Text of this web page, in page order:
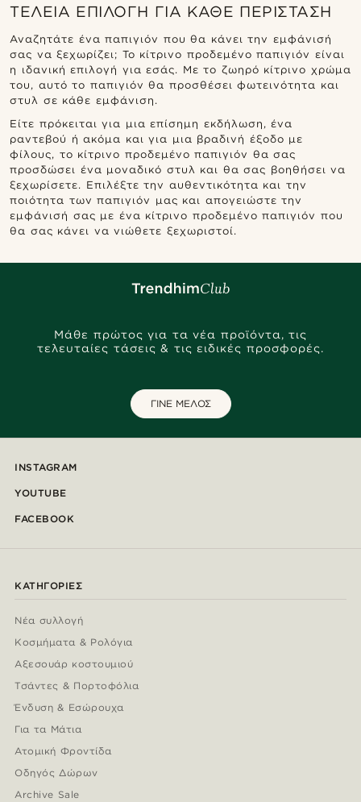
ΤΈΛΕΙΑ ΕΠΙΛΟΓΉ ΓΙΑ ΚΆΘΕ ΠΕΡΊΣΤΑΣΗ
Αναζητάτε ένα παπιγιόν που θα κάνει την εμφάνισή
σας να ξεχωρίζει; Το κίτρινο προδεμένο παπιγιόν είναι
η ιδανική επιλογή για εσάς. Με το ζωηρό κίτρινο χρώμα
του, αυτό το παπιγιόν θα προσθέσει φωτεινότητα και
στυλ σε κάθε εμφάνιση.
Είτε πρόκειται για μια επίσημη εκδήλωση, ένα
ραντεβού ή ακόμα και για μια βραδινή έξοδο με
φίλους, το κίτρινο προδεμένο παπιγιόν θα σας
προσδώσει ένα μοναδικό στυλ και θα σας βοηθήσει να
ξεχωρίσετε. Επιλέξτε την αυθεντικότητα και την
ποιότητα των παπιγιόν μας και απογειώστε την
εμφάνισή σας με ένα κίτρινο προδεμένο παπιγιόν που
θα σας κάνει να νιώθετε ξεχωριστοί.
Μάθε πρώτος για τα νέα προϊόντα, τις
τελευταίες τάσεις & τις ειδικές προσφορές.
ΓΙΝΕ ΜΕΛΟΣ
INSTAGRAM
YOUTUBE
FACEBOOK
ΚΑΤΗΓΟΡΊΕΣ
Νέα συλλογή
Κοσμήματα & Ρολόγια
Αξεσουάρ κοστουμιού
Τσάντες & Πορτοφόλια
Ένδυση & Εσώρουχα
Για τα Μάτια
Ατομική Φροντίδα
Οδηγός Δώρων
Archive Sale